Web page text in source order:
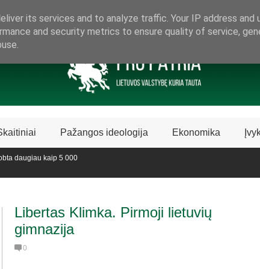
Pažangos ideologija Ekonomika
daugiau kaip 5 000
Libertas Klimka. Pirmoji lietuvių
gimnazija
0
its services and to analyze traffic. Your IP address and
and security metrics to ensure quality of service,